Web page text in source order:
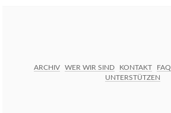
ARCHIV WER WIR SIND KONTAKT FAQ
UNTERSTÜTZEN